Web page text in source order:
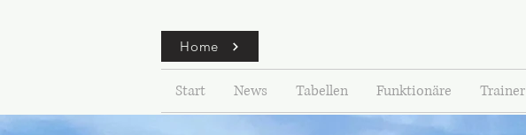
Home
Start News Tabellen Funktionäre Trainer